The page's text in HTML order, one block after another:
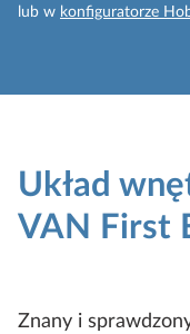
lub w konfiguratorze
Układ
VAN First
Znany i